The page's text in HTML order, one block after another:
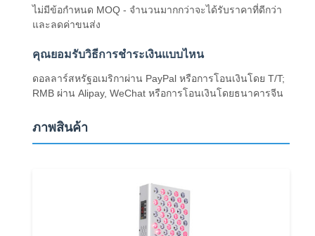
ไม่มีข้อกําหนด MOQ - จํานวนมากกว่าจะได้รับราคาที่ดีกว่า
และลดค่าขนส่ง
คุณยอมรับวิธีการชําระเงินแบบไหน
ดอลลาร์สหรัฐอเมริกาผ่าน PayPal หรือการโอนเงินโดย T/T;
RMB ผ่าน Alipay, WeChat หรือการโอนเงินโดยธนาคารจีน
ภาพสินค้า